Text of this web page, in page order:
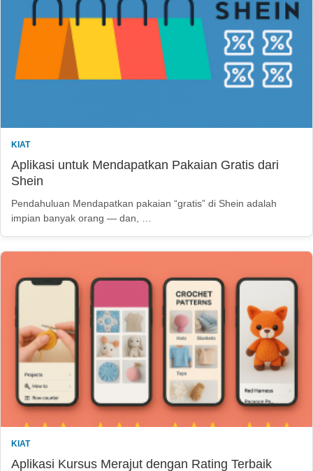
KIAT
Aplikasi untuk Mendapatkan Pakaian Gratis dari
Shein
Pendahuluan Mendapatkan pakaian “gratis” di Shein adalah
impian banyak orang — dan, …
KIAT
Aplikasi Kursus Merajut dengan Rating Terbaik